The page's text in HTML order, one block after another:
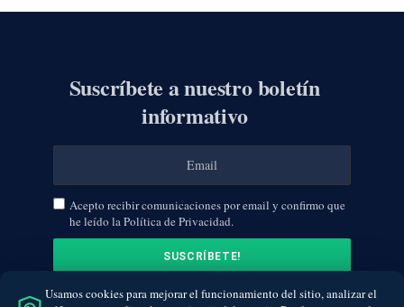
Suscríbete a nuestro boletín
informativo
Acepto recibir comunicaciones por email y confirmo que
he leído la Política de Privacidad.
Usamos cookies para mejorar el funcionamiento del sitio, analizar el